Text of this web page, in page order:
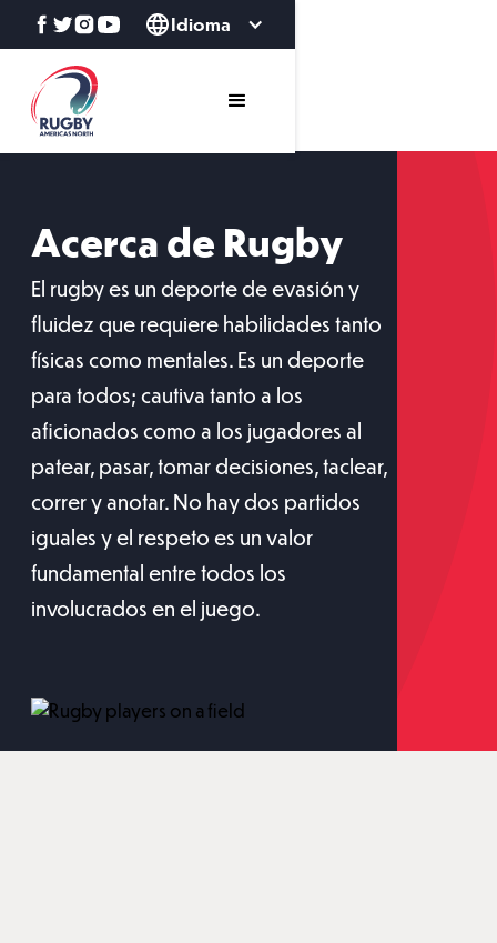
Idioma
Acerca de Rugby
El rugby es un deporte de evasión y
fluidez que requiere habilidades tanto
físicas como mentales. Es un deporte
para todos; cautiva tanto a los
aficionados como a los jugadores al
patear, pasar, tomar decisiones, taclear,
correr y anotar. No hay dos partidos
iguales y el respeto es un valor
fundamental entre todos los
involucrados en el juego.